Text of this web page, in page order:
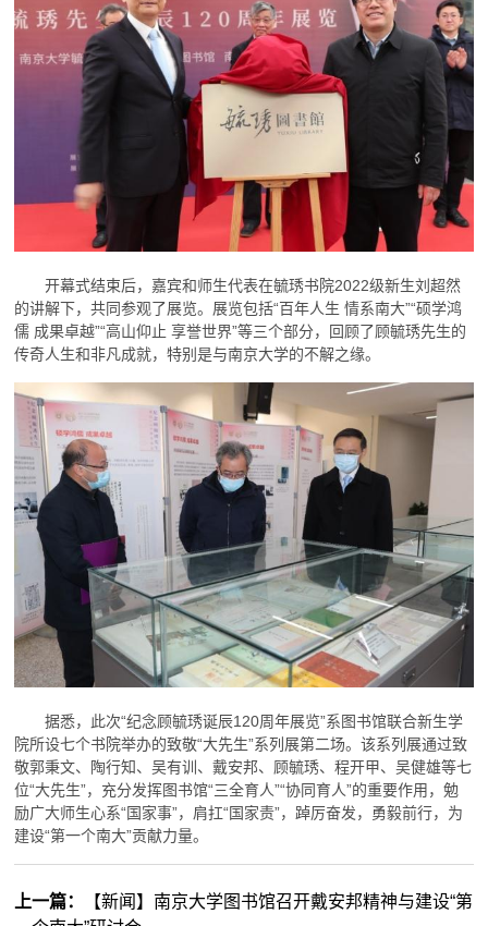
开幕式结束后，嘉宾和师生代表在毓琇书院2022级新生刘超然
的讲解下，共同参观了展览。展览包括“百年人生 情系南大”“硕学鸿
儒 成果卓越”“高山仰止 享誉世界”等三个部分，回顾了顾毓琇先生的
传奇人生和非凡成就，特别是与南京大学的不解之缘。
据悉，此次“纪念顾毓琇诞辰120周年展览”系图书馆联合新生学
院所设七个书院举办的致敬“大先生”系列展第二场。该系列展通过致
敬郭秉文、陶行知、吴有训、戴安邦、顾毓琇、程开甲、吴健雄等七
位“大先生”，充分发挥图书馆“三全育人”“协同育人”的重要作用，勉
励广大师生心系“国家事”，肩扛“国家责”，踔厉奋发，勇毅前行，为
建设“第一个南大”贡献力量。
上一篇：
【新闻】南京大学图书馆召开戴安邦精神与建设“第